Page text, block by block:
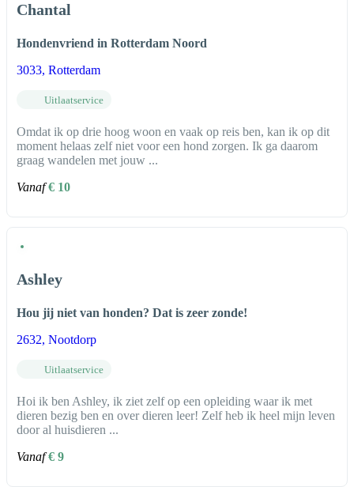
Chantal
Hondenvriend in Rotterdam Noord
3033, Rotterdam
Uitlaatservice
Omdat ik op drie hoog woon en vaak op reis ben, kan ik op dit
moment helaas zelf niet voor een hond zorgen. Ik ga daarom
graag wandelen met jouw ...
Vanaf€ 10
Ashley
Hou jij niet van honden? Dat is zeer zonde!
2632, Nootdorp
Uitlaatservice
Hoi ik ben Ashley, ik ziet zelf op een opleiding waar ik met
dieren bezig ben en over dieren leer! Zelf heb ik heel mijn leven
door al huisdieren ...
Vanaf€ 9